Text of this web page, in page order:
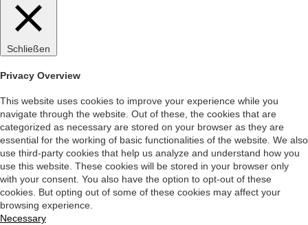
Schließen
Privacy Overview
This website uses cookies to improve your experience while you
navigate through the website. Out of these, the cookies that are
categorized as necessary are stored on your browser as they are
essential for the working of basic functionalities of the website. We also
use third-party cookies that help us analyze and understand how you
use this website. These cookies will be stored in your browser only
with your consent. You also have the option to opt-out of these
cookies. But opting out of some of these cookies may affect your
browsing experience.
Necessary